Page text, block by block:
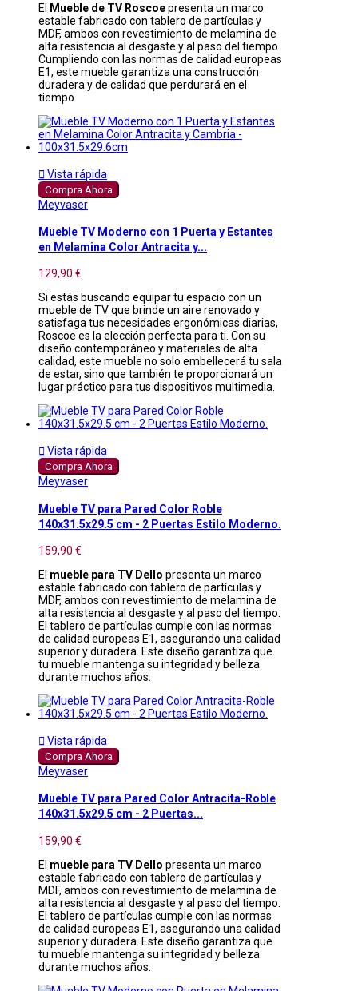
El Mueble de TV Roscoepresenta un marco
estable fabricado con tablero de partículas y
MDF, ambos con revestimiento de melamina de
alta resistencia al desgaste y al paso del tiempo.
Cumpliendo con las normas de calidad europeas
E1, este mueble garantiza una construcción
duradera y de calidad que perdurará en el
tiempo.
 Vista rápida
Compra Ahora
Meyvaser
Mueble TV Moderno con 1 Puerta y Estantes
en Melamina Color Antracita y...
129,90 €
Si estás buscando equipar tu espacio con un
mueble de TV que brinde un aire renovado y
satisfaga tus necesidades ergonómicas diarias,
Roscoe es la elección perfecta para ti. Con su
diseño contemporáneo y materiales de alta
calidad, este mueble no solo embellecerá tu sala
de estar, sino que también te proporcionará un
lugar práctico para tus dispositivos multimedia.
 Vista rápida
Compra Ahora
Meyvaser
Mueble TV para Pared Color Roble
140x31.5x29.5 cm - 2 Puertas Estilo Moderno.
159,90 €
El mueble para TV Dello presenta un marco
estable fabricado con tablero de partículas y
MDF, ambos con revestimiento de melamina de
alta resistencia al desgaste y al paso del tiempo.
El tablero de partículas cumple con las normas
de calidad europeas E1, asegurando una calidad
superior y duradera. Este diseño garantiza que
tu mueble mantenga su integridad y belleza
durante muchos años.
 Vista rápida
Compra Ahora
Meyvaser
Mueble TV para Pared Color Antracita-Roble
140x31.5x29.5 cm - 2 Puertas...
159,90 €
El mueble para TV Dello presenta un marco
estable fabricado con tablero de partículas y
MDF, ambos con revestimiento de melamina de
alta resistencia al desgaste y al paso del tiempo.
El tablero de partículas cumple con las normas
de calidad europeas E1, asegurando una calidad
superior y duradera. Este diseño garantiza que
tu mueble mantenga su integridad y belleza
durante muchos años.